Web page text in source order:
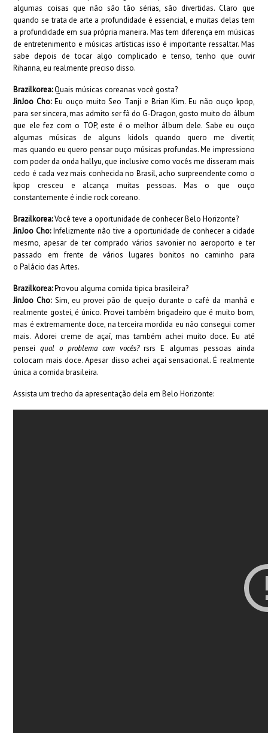
algumas coisas que não são tão sérias, são divertidas. Claro que
quando se trata de arte a profundidade é essencial, e muitas delas tem
a profundidade em sua própria maneira. Mas tem diferença em músicas
de entretenimento e músicas artísticas isso é importante ressaltar. Mas
sabe depois de tocar algo complicado e tenso, tenho que ouvir
Rihanna, eu realmente preciso disso.
Brazilkorea:Quais músicas coreanas você gosta?
JinJoo Cho:Eu ouço muito Seo Tanji e Brian Kim. Eu não ouço kpop,
para ser sincera, mas admito ser fã do G-Dragon, gosto muito do álbum
que ele fez com o TOP, este é o melhor álbum dele. Sabe eu ouço
algumas músicas de alguns kidols quando quero me divertir,
mas quando eu quero pensar ouço músicas profundas. Me impressiono
com poder da onda hallyu, que inclusive como vocês me disseram mais
cedo é cada vez mais conhecida no Brasil, acho surpreendente como o
kpop cresceu e alcança muitas pessoas. Mas o que ouço
constantemente é indie rock coreano.
Brazilkorea:Você teve a oportunidade de conhecer Belo Horizonte?
JinJoo Cho:Infelizmente não tive a oportunidade de conhecer a cidade
mesmo, apesar de ter comprado vários savonier no aeroporto e ter
passado em frente de vários lugares bonitos no caminho para
o Palácio das Artes.
Brazilkorea:Provou alguma comida tipica brasileira?
JinJoo Cho:Sim, eu provei pão de queijo durante o café da manhã e
realmente gostei, é único. Provei também brigadeiro que é muito bom,
mas é extremamente doce, na terceira mordida eu não consegui comer
mais. Adorei creme de açaí, mas também achei muito doce. Eu até
penseiqual o problema com vocês?rsrs E algumas pessoas ainda
colocam mais doce. Apesar disso achei açaí sensacional. É realmente
única a comida brasileira.
Assista um trecho da apresentação dela em Belo Horizonte: